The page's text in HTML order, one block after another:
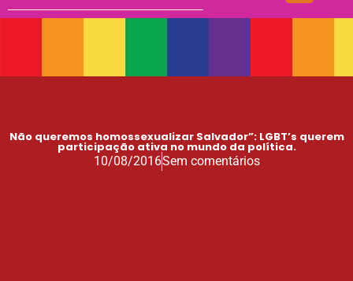
Não queremos homossexualizar Salvador”: LGBT’s querem
participação ativa no mundo da política.
10/08/2016Sem comentários